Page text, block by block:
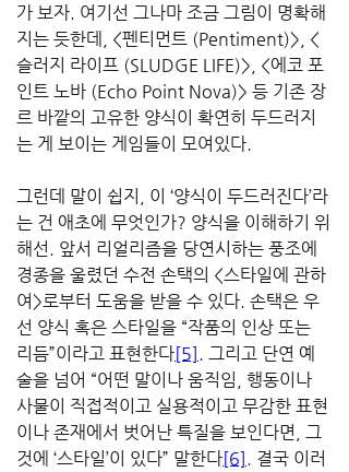
가 보자. 여기선 그나마 조금 그림이 명확해
지는 듯한데, <펜티먼트 (Pentiment)>, <
슬러지 라이프 (SLUDGE LIFE)>, <에코 포
인트 노바 (Echo Point Nova)> 등 기존 장
르 바깥의 고유한 양식이 확연히 두드러지
는 게 보이는 게임들이 모여있다.
그런데 말이 쉽지, 이 ‘양식이 두드러진다’라
는 건 애초에 무엇인가? 양식을 이해하기 위
해선. 앞서 리얼리즘을 당연시하는 풍조에
경종을 울렸던 수전 손택의 <스타일에 관하
여>로부터 도움을 받을 수 있다. 손택은 우
선 양식 혹은 스타일을 “작품의 인상 또는
리듬”이라고 표현한다[5]
. 그리고 단연 예
술을 넘어 “어떤 말이나 움직임, 행동이나
사물이 직접적이고 실용적이고 무감한 표현
이나 존재에서 벗어난 특질을 보인다면, 그
것에 ‘스타일’이 있다” 말한다[6]
. 결국 이러